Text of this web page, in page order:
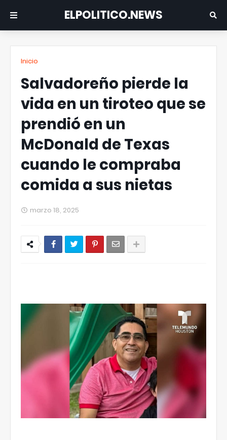
ELPOLITICO.NEWS
Inicio
Salvadoreño pierde la
vida en un tiroteo que se
prendió en un
McDonald de Texas
cuando le compraba
comida a sus nietas
marzo 18, 2025